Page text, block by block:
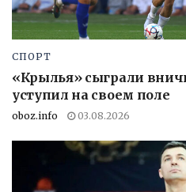
СПОРТ
«Крылья» сыграли
уступил на своем поле
oboz.info 03.08.2026